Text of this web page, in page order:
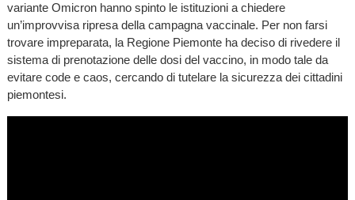
variante Omicron hanno spinto le istituzioni a chiedere
un’improvvisa ripresa della campagna vaccinale. Per non farsi
trovare impreparata, la Regione Piemonte ha deciso di rivedere il
sistema di prenotazione delle dosi del vaccino, in modo tale da
evitare code e caos, cercando di tutelare la sicurezza dei cittadini
piemontesi.